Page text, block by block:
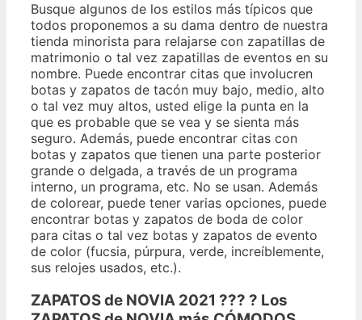
Busque algunos de los estilos más típicos que
todos proponemos a su dama dentro de nuestra
tienda minorista para relajarse con zapatillas de
matrimonio o tal vez zapatillas de eventos en su
nombre. Puede encontrar citas que involucren
botas y zapatos de tacón muy bajo, medio, alto
o tal vez muy altos, usted elige la punta en la
que es probable que se vea y se sienta más
seguro. Además, puede encontrar citas con
botas y zapatos que tienen una parte posterior
grande o delgada, a través de un programa
interno, un programa, etc. No se usan. Además
de colorear, puede tener varias opciones, puede
encontrar botas y zapatos de boda de color
para citas o tal vez botas y zapatos de evento
de color (fucsia, púrpura, verde, increíblemente,
sus relojes usados, etc.).
ZAPATOS de NOVIA 2021 ??? ? Los